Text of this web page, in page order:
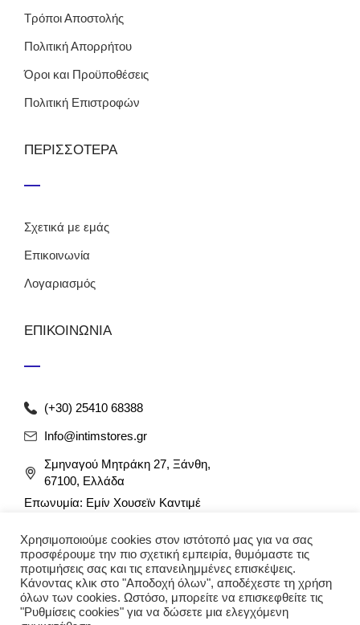
Τρόποι Αποστολής
Πολιτική Απορρήτου
Όροι και Προϋποθέσεις
Πολιτική Επιστροφών
ΠΕΡΙΣΣΟΤΕΡΑ
Σχετικά με εμάς
Επικοινωνία
Λογαριασμός
ΕΠΙΚΟΙΝΩΝΙΑ
(+30) 25410 68388
Info@intimstores.gr
Σμηναγού Μητράκη 27, Ξάνθη,
67100, Ελλάδα
Επωνυμία: Εμίν Χουσεϊν Καντιμέ
Αρ. Γ.Ε.ΜΗ: 012349946000
Χρησιμοποιούμε cookies στον ιστότοπό μας για να σας
προσφέρουμε την πιο σχετική εμπειρία, θυμόμαστε τις
προτιμήσεις σας και τις επανειλημμένες επισκέψεις.
Κάνοντας κλικ στο "Αποδοχή όλων", αποδέχεστε τη χρήση
όλων των cookies. Ωστόσο, μπορείτε να επισκεφθείτε τις
"Ρυθμίσεις cookies" για να δώσετε μια ελεγχόμενη